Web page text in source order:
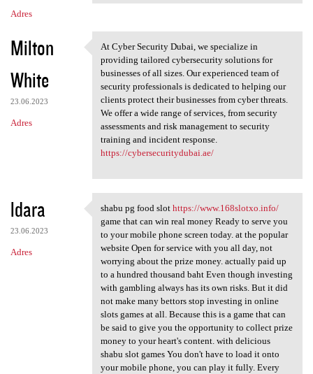
Adres
Milton
White
23.06.2023
Adres
At Cyber Security Dubai, we
At Cyber Security Dubai, we specialize in
providing tailored cybersecurity solutions for
businesses of all sizes. Our experienced team of
security professionals is dedicated to helping our
clients protect their businesses from cyber threats.
We offer a wide range of services, from security
assessments and risk management to security
training and incident response.
https://cybersecuritydubai.ae/
ldara
23.06.2023
Adres
shabu pg food slot https:/
shabu pg food slot https://www.168slotxo.info/
game that can win real money Ready to serve you
to your mobile phone screen today. at the popular
website Open for service with you all day, not
worrying about the prize money. actually paid up
to a hundred thousand baht Even though investing
with gambling always has its own risks. But it did
not make many bettors stop investing in online
slots games at all. Because this is a game that can
be said to give you the opportunity to collect prize
money to your heart's content. with delicious
shabu slot games You don't have to load it onto
your mobile phone, you can play it fully. Every